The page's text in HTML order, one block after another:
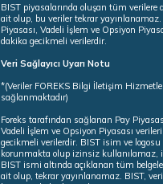
BIST piyasalarında oluşan tüm
ait olup, bu veriler tekrar
Piyasası, Vadeli İşlem ve Opsiyon
dakika gecikmeli verilerdir.
Veri Sağlayıcı Uyarı Notu
*(Veriler FOREKS Bilgi İletişim
sağlanmaktadır)
Foreks tarafından sağlanan Pay
Vadeli İşlem ve Opsiyon Piyasası
gecikmeli verilerdir. BIST isim ve
korunmakta olup izinsiz kullanılamaz,
BIST ismi altında açıklanan tüm
ait olup, tekrar yayınlanamaz. BIST,